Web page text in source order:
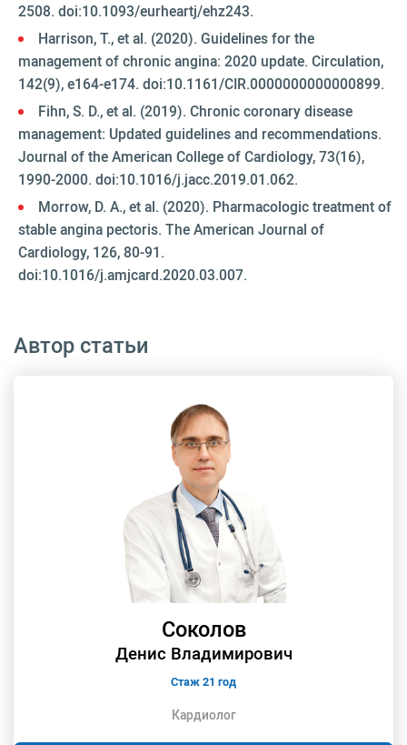
2508. doi:10.1093/eurheartj/ehz243.
Harrison, T., et al. (2020). Guidelines for the
management of chronic angina: 2020 update. Circulation,
142(9), e164-e174. doi:10.1161/CIR.0000000000000899.
Fihn, S. D., et al. (2019). Chronic coronary disease
management: Updated guidelines and recommendations.
Journal of the American College of Cardiology, 73(16),
1990-2000. doi:10.1016/j.jacc.2019.01.062.
Morrow, D. A., et al. (2020). Pharmacologic treatment of
stable angina pectoris. The American Journal of
Cardiology, 126, 80-91.
doi:10.1016/j.amjcard.2020.03.007.
Автор статьи
Соколов
Денис Владимирович
Стаж 21 год
Кардиолог